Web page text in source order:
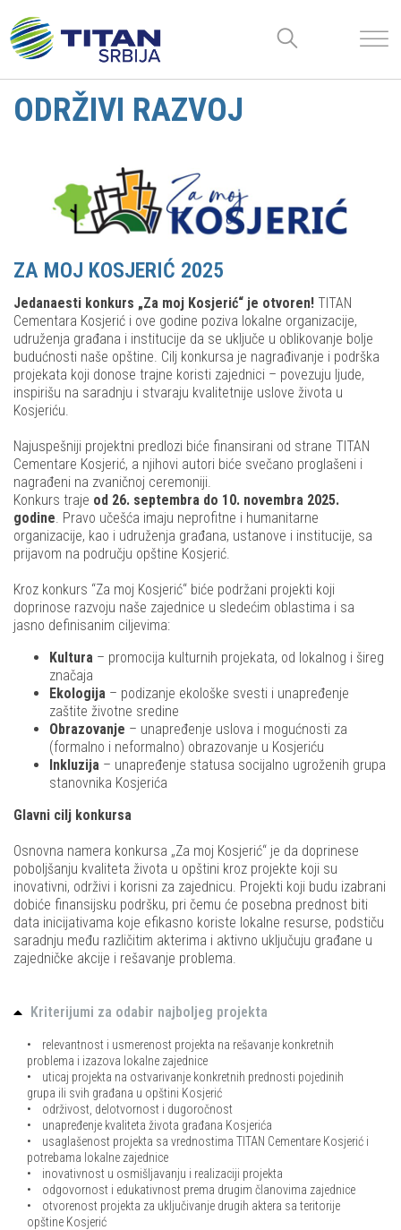
ODRŽIVI RAZVOJ
ZA MOJ KOSJERIĆ 2025
Jedanaesti konkurs „Za moj Kosjerić“ je otvoren! TITAN
Cementara Kosjerić i ove godine poziva lokalne organizacije,
udruženja građana i institucije da se uključe u oblikovanje bolje
budućnosti naše opštine. Cilj konkursa je nagrađivanje i podrška
projekata koji donose trajne koristi zajednici – povezuju ljude,
inspirišu na saradnju i stvaraju kvalitetnije uslove života u
Kosjeriću.
Najuspešniji projektni predlozi biće finansirani od strane TITAN
Cementare Kosjerić, a njihovi autori biće svečano proglašeni i
nagrađeni na zvaničnoj ceremoniji.
Konkurs traje od 26. septembra do 10. novembra 2025.
godine . Pravo učešća imaju neprofitne i humanitarne
organizacije, kao i udruženja građana, ustanove i institucije, sa
prijavom na području opštine Kosjerić.
Kroz konkurs “Za moj Kosjerić“ biće podržani projekti koji
doprinose razvoju naše zajednice u sledećim oblastima i sa
jasno definisanim ciljevima:
Kultura – promocija kulturnih projekata, od lokalnog i šireg
značaja
Ekologija – podizanje ekološke svesti i unapređenje
zaštite životne sredine
Obrazovanje – unapređenje uslova i mogućnosti za
(formalno i neformalno) obrazovanje u Kosjeriću
Inkluzija – unapređenje statusa socijalno ugroženih grupa
stanovnika Kosjerića
Glavni cilj konkursa
Osnovna namera konkursa „Za moj Kosjerić“ je da doprinese
poboljšanju kvaliteta života u opštini kroz projekte koji su
inovativni, održivi i korisni za zajednicu. Projekti koji budu izabrani
dobiće finansijsku podršku, pri čemu će posebna prednost biti
data inicijativama koje efikasno koriste lokalne resurse, podstiču
saradnju među različitim akterima i aktivno uključuju građane u
zajedničke akcije i rešavanje problema.
Kriterijumi za odabir najboljeg projekta
• relevantnost i usmerenost projekta na rešavanje konkretnih
problema i izazova lokalne zajednice
• uticaj projekta na ostvarivanje konkretnih prednosti pojedinih
grupa ili svih građana u opštini Kosjerić
• održivost, delotvornost i dugoročnost
• unapređenje kvaliteta života građana Kosjerića
• usaglašenost projekta sa vrednostima TITAN Cementare Kosjerić i
potrebama lokalne zajednice
• inovativnost u osmišljavanju i realizaciji projekta
• odgovornost i edukativnost prema drugim članovima zajednice
• otvorenost projekta za uključivanje drugih aktera sa teritorije
opštine Kosjerić